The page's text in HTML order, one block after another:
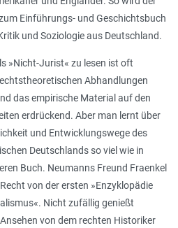
Einführungs- und Geschichtsbuch
und Soziologie aus Deutschland.
»Nicht-Jurist« zu lesen ist oft
Abhandlungen
das empirische Material auf den
erdrückend. Aber man lernt über
und Entwicklungswege des
Deutschlands so viel wie in
Buch. Neumanns Freund Fraenkel
von der ersten »Enzyklopädie
Nicht zufällig genießt
von dem rechten Historiker